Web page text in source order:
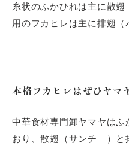
糸状のふかひれは主に散
用のフカヒレは主に排翅
本格フカヒレはぜひヤマ
中華食材専門卸ヤマヤはふ
おり、散翅（サンチ―）と